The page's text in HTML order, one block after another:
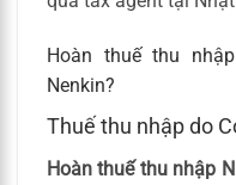
Hoàn thuế thu
Nenkin?
Thuế thu nhập do
Hoàn thuế thu nhập